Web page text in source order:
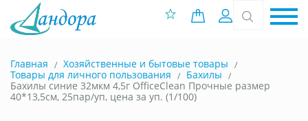
0 позиций
Вход
Главная
Хозяйственные и бытовые товары
Товары для личного пользования
Бахилы
Бахилы синие 32мкм 4,5г OfficeClean Прочные размер
40*13,5см, 25пар/уп, цена за уп. (1/100)